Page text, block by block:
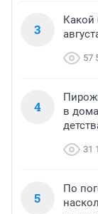
3
Какой
57
4
в
31
5
По